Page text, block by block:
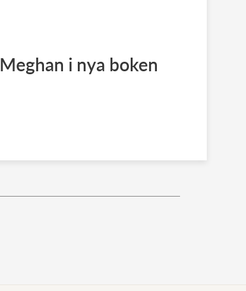
i nya boken